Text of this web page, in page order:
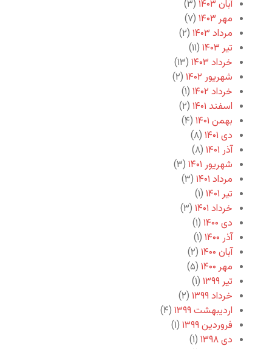
آبان ۱۴۰۳
(۳)
مهر ۱۴۰۳
(۷)
مرداد ۱۴۰۳
(۲)
تیر ۱۴۰۳
(۱۱)
خرداد ۱۴۰۳
(۱۳)
شهریور ۱۴۰۲
(۲)
خرداد ۱۴۰۲
(۱)
اسفند ۱۴۰۱
(۲)
بهمن ۱۴۰۱
(۴)
دی ۱۴۰۱
(۸)
آذر ۱۴۰۱
(۸)
شهریور ۱۴۰۱
(۳)
مرداد ۱۴۰۱
(۳)
تیر ۱۴۰۱
(۱)
خرداد ۱۴۰۱
(۳)
دی ۱۴۰۰
(۱)
آذر ۱۴۰۰
(۱)
آبان ۱۴۰۰
(۲)
مهر ۱۴۰۰
(۵)
تیر ۱۳۹۹
(۱)
خرداد ۱۳۹۹
(۲)
اردیبهشت ۱۳۹۹
(۴)
فروردین ۱۳۹۹
(۱)
دی ۱۳۹۸
(۱)